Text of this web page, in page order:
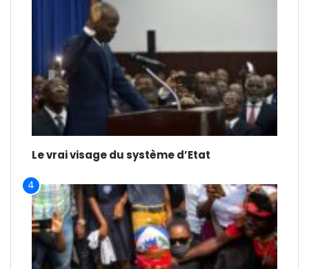
Le vrai visage du système d’Etat
4